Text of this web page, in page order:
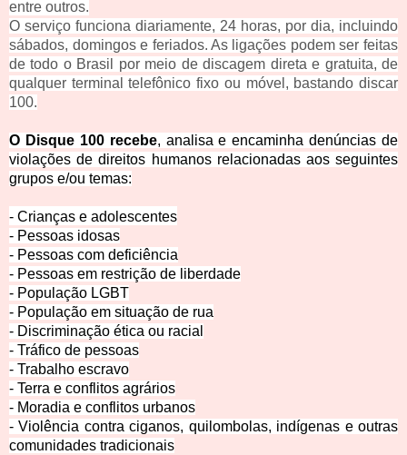
entre outros.
O serviço funciona diariamente, 24 horas, por dia, incluindo
sábados, domingos e feriados. As ligações podem ser feitas
de todo o Brasil por meio de discagem direta e gratuita, de
qualquer terminal telefônico fixo ou móvel, bastando discar
100.
O Disque 100 recebe, analisa e encaminha denúncias de
violações de direitos humanos relacionadas aos seguintes
grupos e/ou temas:
- Crianças e adolescentes
- Pessoas idosas
- Pessoas com deficiência
- Pessoas em restrição de liberdade
- População LGBT
- População em situação de rua
- Discriminação ética ou racial
- Tráfico de pessoas
- Trabalho escravo
- Terra e conflitos agrários
- Moradia e conflitos urbanos
- Violência contra ciganos, quilombolas, indígenas e outras
comunidades tradicionais